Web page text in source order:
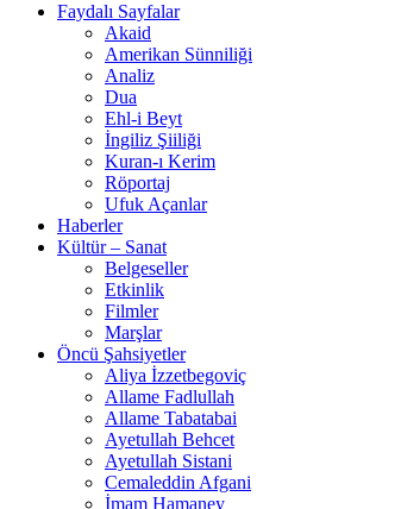
Faydalı Sayfalar
Akaid
Amerikan Sünniliği
Analiz
Dua
Ehl-i Beyt
İngiliz Şiiliği
Kuran-ı Kerim
Röportaj
Ufuk Açanlar
Haberler
Kültür – Sanat
Belgeseller
Etkinlik
Filmler
Marşlar
Öncü Şahsiyetler
Aliya İzzetbegoviç
Allame Fadlullah
Allame Tabatabai
Ayetullah Behcet
Ayetullah Sistani
Cemaleddin Afgani
İmam Hamaney